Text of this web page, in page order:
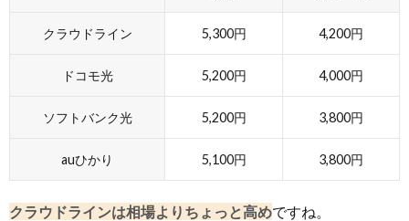
クラウドライン 5,300円 4,200円
ドコモ光 5,200円 4,000円
ソフトバンク光 5,200円 3,800円
auひかり 5,100円 3,800円
クラウドラインは相場よりちょっと高めですね。